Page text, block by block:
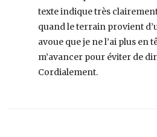
texte indique très
quand le terrain provient
avoue que je ne l’ai plus en
m’avancer pour éviter de
Cordialement.